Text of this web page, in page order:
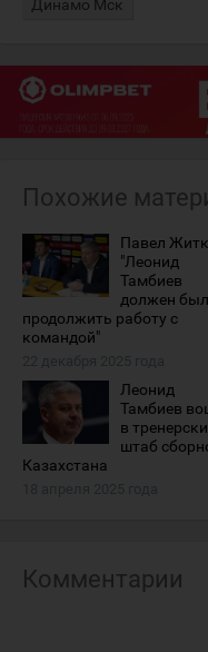
Динамо Мск
Похожие
Павел
"Леонид
Тамбиев
должен был
продолжить работу с
командой"
Леонид
Тамбиев
в
штаб
Казахстана
Комментарии